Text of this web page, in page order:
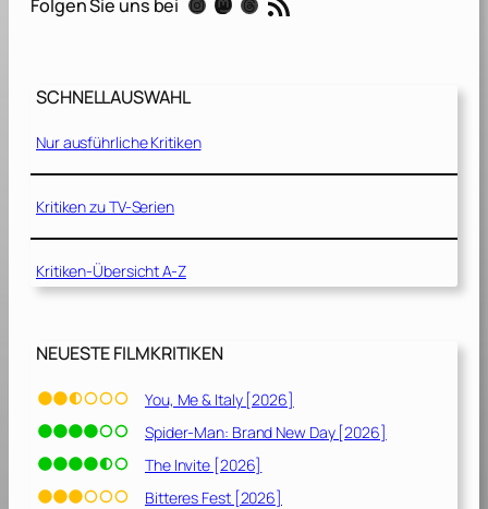
h
u
d
d
a
i
e
t
1
9
9
1
]
Folgen Sie uns bei
SCHNELLAUSWAHL
Nur ausführliche Kritiken
Kritiken zu TV-Serien
Kritiken-Übersicht A-Z
NEUESTE FILMKRITIKEN
You, Me & Italy [2026]
Spider-Man: Brand New Day [2026]
The Invite [2026]
Bitteres Fest [2026]